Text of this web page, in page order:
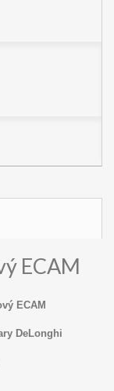
ECAM
ECAM
DeLonghi